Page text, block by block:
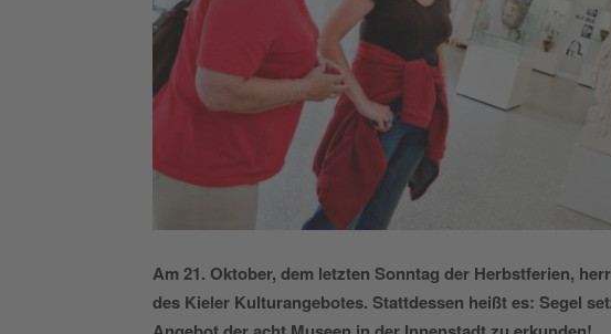
Am 21. Oktober, dem letzten Sonntag der Herbstferien,
des Kieler Kulturangebotes. Stattdessen heißt es: Segel